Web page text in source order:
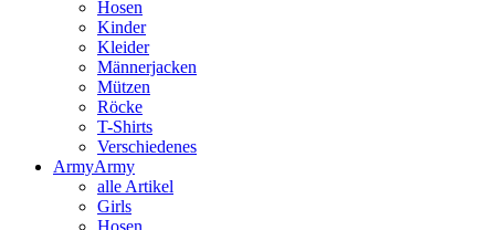
Hosen
Kinder
Kleider
Männerjacken
Mützen
Röcke
T-Shirts
Verschiedenes
ArmyArmy
alle Artikel
Girls
Hosen